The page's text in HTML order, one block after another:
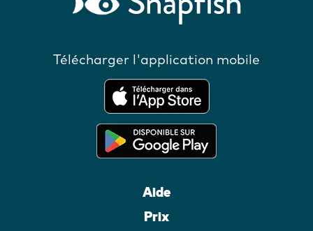
Télécharger l'application mobile
Aide
Prix